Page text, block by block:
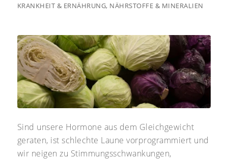
KRANKHEIT & ERNÄHRUNG, NÄHRSTOFFE & MINERALIEN
Sind unsere Hormone aus dem Gleichgewicht
geraten, ist schlechte Laune vorprogrammiert und
wir neigen zu Stimmungsschwankungen,